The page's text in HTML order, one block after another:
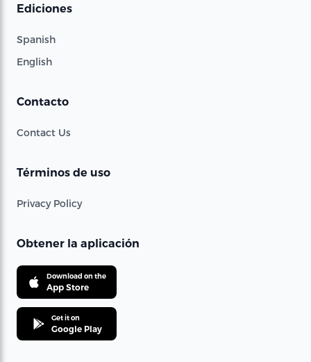
Ediciones
Spanish
English
Contacto
Contact Us
Términos de uso
Privacy Policy
Obtener la aplicación
Download on the
App Store
Get it on
Google Play